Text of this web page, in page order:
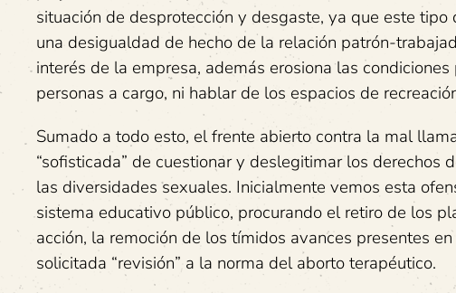
situación de desprotección y desgaste, ya que este
una desigualdad de hecho de la relación patrón-
interés de la empresa, además erosiona las
personas a cargo, ni hablar de los espacios de
Sumado a todo esto, el frente abierto contra la mal
“sofisticada” de cuestionar y deslegitimar los
las diversidades sexuales. Inicialmente vemos esta
sistema educativo público, procurando el retiro de los
acción, la remoción de los tímidos avances presentes
solicitada “revisión” a la norma del aborto terapéutico.